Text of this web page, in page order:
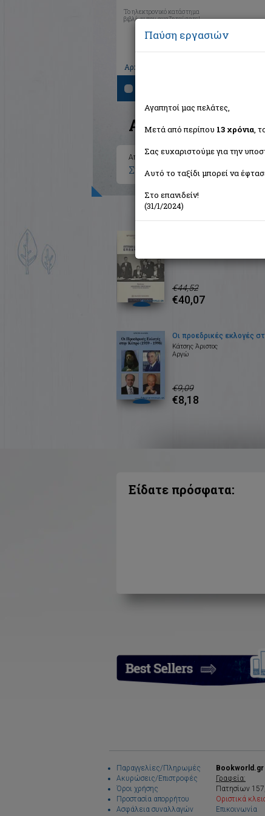
Το ηλεκτρονικό κατάστημα
βιβλίων που αναζητούσατε!
Αρχική
Αποτελέσματα
Αποτελέσματα αναζήτησης για:
Συγγραφέας: Κάτσης
€44,52
€40,07
Οι προεδρικές εκλογές
Κάτσης Άριστος
Αργώ
€9,09
€8,18
Είδατε πρόσφατα:
Παραγγελίες/Πληρωμές
Ακυρώσεις/Επιστροφές
Όροι χρήσης
Προστασία απορρήτου
Ασφάλεια συναλλαγών
Bookworld.gr
Γραφεία:
Πατησίων
Οριστικά
Επικοινωνία
Παύση εργασιών
Αγαπητοί μας πελάτες,
Μετά από περίπου 13 χρόνια,
Σας ευχαριστούμε για την
Αυτό το ταξίδι μπορεί να
Στο επανιδείν!
(31/1/2024)